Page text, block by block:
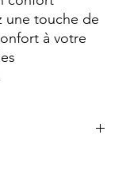
une touche de
à votre